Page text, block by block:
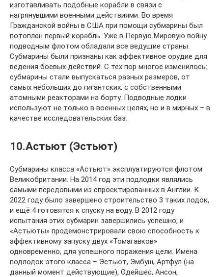
изготавливать подобные корабли в связи с
нагрянувшими военными действиями. Во время
Гражданской войны в США при помощи субмарины был
потоплен первый корабль. Уже в Первую Мировую войну
подводным флотом обладали все ведущие страны.
Субмарины были признаны как эффективное орудие для
ведения боевых действий. С тех пор многое изменилось:
субмарины стали выпускаться разных размеров, от
самых небольших до гигантских, с собственными
атомными реакторами на борту. Подводные лодки
используют не только в военных целях, но и в мирных – в
качестве исследовательских баз.
10.Астьют (Эстьют)
Субмарины класса «Астьют» эксплуатируются флотом
Великобритании. На 2014 год эти подлодки являлись
самыми передовыми из спроектированных в Англии. К
2022 году было завершено строительство 3 таких лодок,
и ещё 4 готовятся к спуску на воду. В 2012 году
испытания этих субмарин завершились успешно, и
«Астьюты» продемонстрировали свою способность к
эффективному запуску двух «Томагавков»
одновременно, для успешного поражения цели. Имена
подлодок этого класса – Эстьют, Эмбуш, Артфул (на
данный момент действующие), Одейшес, Ансон,